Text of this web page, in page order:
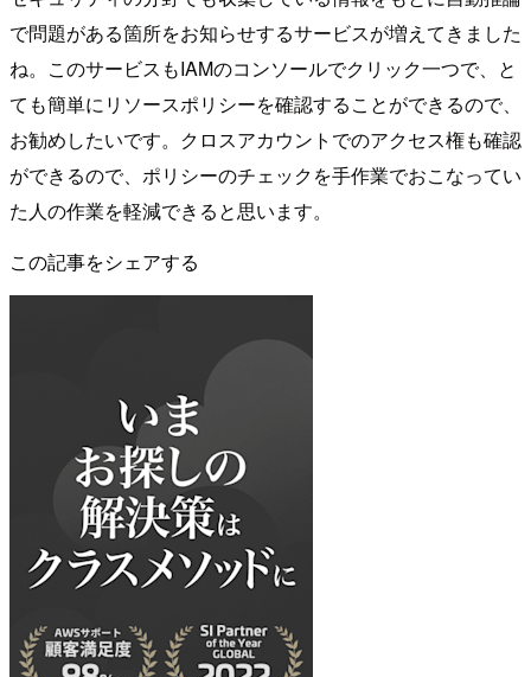
で問題がある箇所をお知らせするサービスが増えてきました
ね。このサービスもIAMのコンソールでクリック一つで、と
ても簡単にリソースポリシーを確認することができるので、
お勧めしたいです。クロスアカウントでのアクセス権も確認
ができるので、ポリシーのチェックを手作業でおこなってい
た人の作業を軽減できると思います。
この記事をシェアする